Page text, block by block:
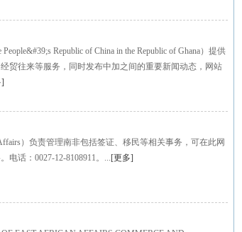
Republic of China in the Republic of Ghana）提供
贸往来等服务，同时发布中加之间的重要新闻动态，网站
]
）负责管理南非包括签证、移民等相关事务，可在此网
电话：0027-12-8108911。...[更多]